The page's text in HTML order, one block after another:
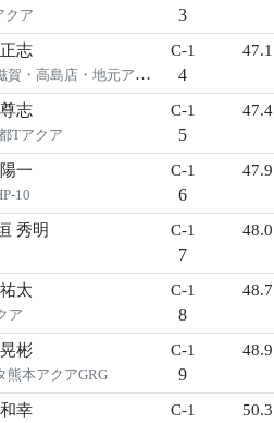
クア 3
志
・高島店・地元アクア
C-1
4
47.1
志
Tアクア
C-1
5
47.4
一
10
C-1
6
47.9
秀明 C-1
7
48.0
太
ア
C-1
8
48.7
彬
熊本アクアGRG
C-1
9
48.9
幸 C-1 50.3